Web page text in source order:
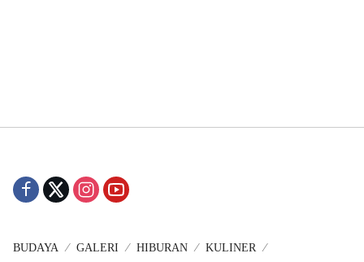
BUDAYA GALERI HIBURAN
KULINER